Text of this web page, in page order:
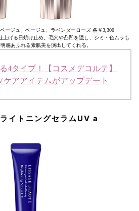
ージュ、ベージュ、ラベンダーローズ 各￥3,300
上げる日焼け止め。毛穴や凸凹を隠し、シミ・色ムラも
感あふれる素肌美を演出してくれる。
4タイプ！【コスメデコルテ】
ケアアイテムがアップデート
イトニングセラムUV a